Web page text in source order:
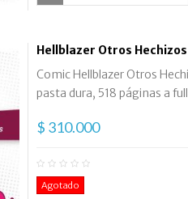
Hellblazer Otros Hechizos
Comic Hellblazer Otros
pasta dura, 518 páginas a
$ 310.000
Agotado